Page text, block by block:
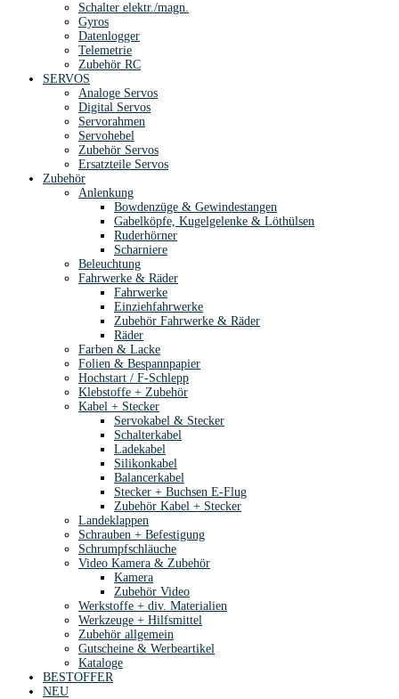
Schalter elektr./magn.
Gyros
Datenlogger
Telemetrie
Zubehör RC
SERVOS
Analoge Servos
Digital Servos
Servorahmen
Servohebel
Zubehör Servos
Ersatzteile Servos
Zubehör
Anlenkung
Bowdenzüge & Gewindestangen
Gabelköpfe, Kugelgelenke & Löthülsen
Ruderhörner
Scharniere
Beleuchtung
Fahrwerke & Räder
Fahrwerke
Einziehfahrwerke
Zubehör Fahrwerke & Räder
Räder
Farben & Lacke
Folien & Bespannpapier
Hochstart / F-Schlepp
Klebstoffe + Zubehör
Kabel + Stecker
Servokabel & Stecker
Schalterkabel
Ladekabel
Silikonkabel
Balancerkabel
Stecker + Buchsen E-Flug
Zubehör Kabel + Stecker
Landeklappen
Schrauben + Befestigung
Schrumpfschläuche
Video Kamera & Zubehör
Kamera
Zubehör Video
Werkstoffe + div. Materialien
Werkzeuge + Hilfsmittel
Zubehör allgemein
Gutscheine & Werbeartikel
Kataloge
BESTOFFER
NEU